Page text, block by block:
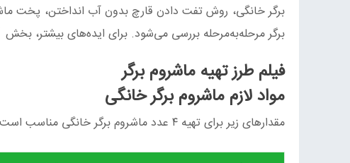
برگر خانگی، روش تفت دادن قارچ بدون آب انداختن، پخت
برگر مرحله‌به‌مرحله بررسی می‌شود. برای ایده‌های بیشتر، بخش
فیلم طرز تهیه ماشروم برگر
مواد لازم ماشروم برگر خانگی
مقدارهای زیر برای تهیه ۴ عدد ماشروم برگر خانگی مناسب است.